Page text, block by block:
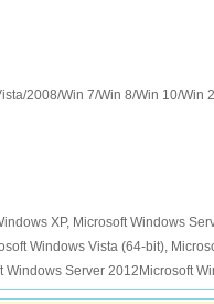
2008/Win 7/Win 8/Win 10/Win
XP, Microsoft Windows
Windows Vista (64-bit),
Server 2012Microsoft